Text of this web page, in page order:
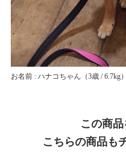
お名前 : ハナコちゃん （3歳 / 6.7kg）
この商品
こちらの商品も